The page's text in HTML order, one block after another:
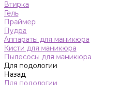
Втирка
Гель
Праймер
Пудра
Аппараты для маникюра
Кисти для маникюра
Пылесосы для маникюра
Для подологии
Назад
Для подологии